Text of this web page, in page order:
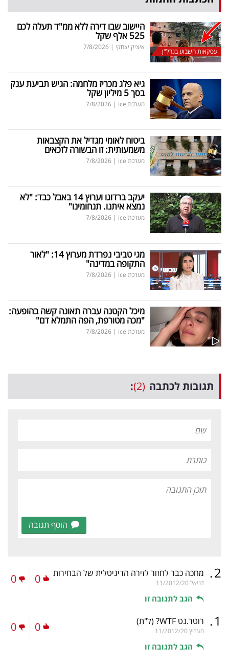
עסקאות השבוע בנדל"ן
היישוב שבו דירה ללא ממ"ד תעלה לכם
525 אלף שקל
איציק יצחקי |
7/8/2026
גיא פלג מכריז מלחמה: הגיש תביעת ענק
בסך 5 מיליון שקל
מערכת ice |
7/8/2026
ביטוח לאומי מגדיל את הקצבאות
משמעותית: זו הבשורה לזכאים
מערכת ice |
7/8/2026
יעקב ברדוגו וערוץ 14 באבל כבד: "לא
נמצא איתנו. תנחומינו"
מערכת ice |
7/8/2026
מגי טביבי נפרדת מערוץ 14: "לאור
התקופה במדינה"
מערכת ice |
7/8/2026
מיכל הקטנה עברה תאונה קשה בהופעה:
"מכה מטורפת, הפה התמלא דם"
מערכת ice |
7/8/2026
תגובות לכתבה (2)
:
הוסף תגובה
2
. מחכה כבר לחזור לזירה הדיגיטלית של הבחירות
דניאל 11/2012/20
הגב לתגובה זו
0
0
1
. רוטר.נט WTF? (ל"ת)
מעריץ 11/2012/20
הגב לתגובה זו
0
0